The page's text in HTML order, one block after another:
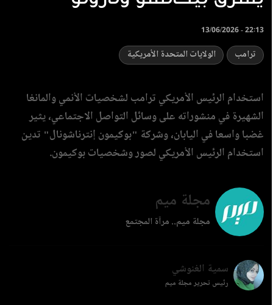
13/06/2026 - 22:13
ترامب الولايات المتحدة الأمريكية
استخدام الرئيس الأمريكي ترامب لشخصيات الأنمي والمانغا
الشهيرة في منشوراته على وسائل التواصل الاجتماعي، يثير
غضبا واسعا في اليابان، وشركة "بوكيمون إنترناشونال" تدين
استخدام الرئيس الأمريكي لصور وشخصيات بوكيمون.
مجلة ميم
مجلة ميم.. مرآة المجتمع
سمية الغنوشي
رئيس تحرير مجلة ميم